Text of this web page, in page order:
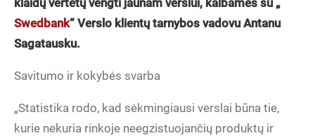
klaidų vertėtų vengti jaunam verslui, kalbamės su „
Swedbank“ Verslo klientų tarnybos vadovu Antanu
Sagatausku.
Savitumo ir kokybės svarba
„Statistika rodo, kad sėkmingiausi verslai būna tie,
kurie nekuria rinkoje neegzistuojančių produktų ir